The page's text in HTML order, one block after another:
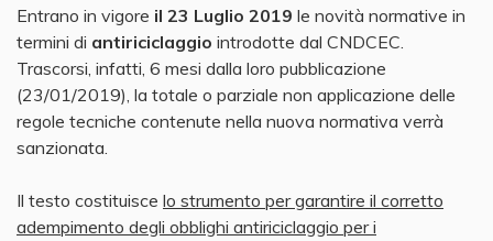
Entrano in vigore il 23 Luglio 2019 le novità normative in
termini di antiriciclaggio introdotte dal CNDCEC.
Trascorsi, infatti, 6 mesi dalla loro pubblicazione
(23/01/2019), la totale o parziale non applicazione delle
regole tecniche contenute nella nuova normativa verrà
sanzionata.
Il testo costituisce lo strumento per garantire il corretto
adempimento degli obblighi antiriciclaggio per i